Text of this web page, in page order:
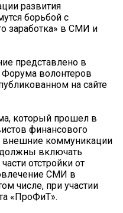
развития
борьбой с
заработка» в СМИ и
представлено в
волонтеров
на сайте
который прошел в
финансового
внешние коммуникации
должны включать
отстройки от
СМИ в
числе, при участии
«ПроФиТ».